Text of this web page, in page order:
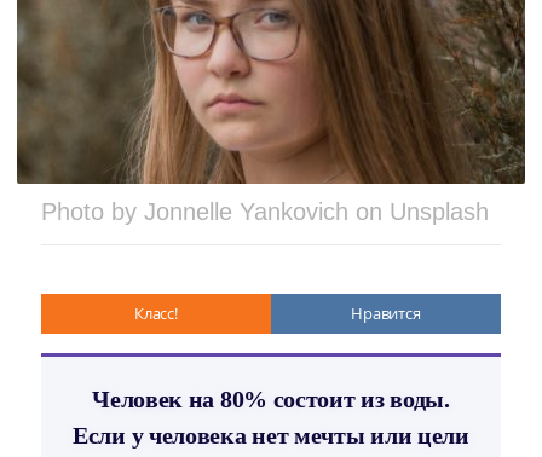
Photo by Jonnelle Yankovich on Unsplash
Класс! Нравится
Человек на 80% состоит из воды.
Если у человека нет мечты или цели